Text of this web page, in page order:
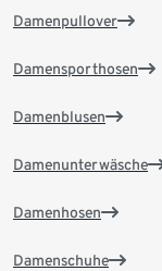
Damenpullover
Damensporthosen
Damenblusen
Damenunterwäsche
Damenhosen
Damenschuhe